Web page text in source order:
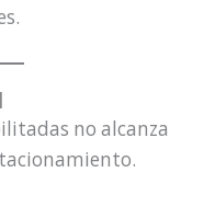
no alcanza